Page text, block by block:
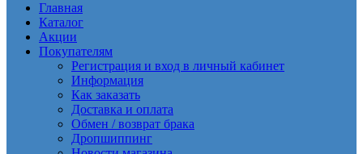
Главная
Каталог
Акции
Покупателям
Регистрация и вход в личный кабинет
Информация
Как заказать
Доставка и оплата
Обмен / возврат брака
Дропшиппинг